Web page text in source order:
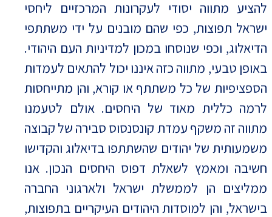
להציע מתווה יסודי לעקרונות המרכזיים ליחסי
ישראל תפוצות, כפי שהם מובנים על ידי משתתפי
הדיאלוג, וכפי שנוסחו במכון למדיניות העם היהודי.
באופן טבעי, מתווה כזה איננו יכול להתאים לעמדות
הספציפיות של כל משתתף או קורא, והן מתייחסות
לרמה כללית מאוד של היחסים. אולם לטעמנו
מתווה זה משקף עמדת קונסנסוס סבירה של קבוצה
משמעותית של יהודים שהשתתפו בדיאלוג והקדישו
חשיבה ומאמץ לשאלת דפוס היחסים הנכון. אנו
ממליצים הן לממשלת ישראל ולארגוני החברה
בישראל, והן למוסדות היהודים העיקריים בתפוצות,